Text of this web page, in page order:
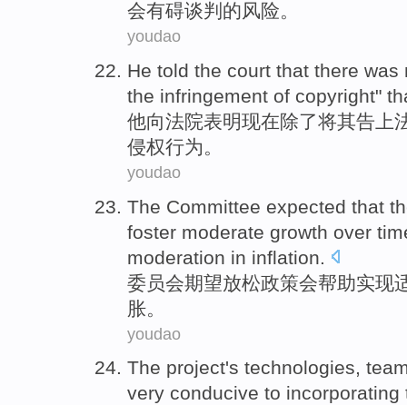
会有碍谈判 的风险。
youdao
He told the court that there was
the infringement of copyright"
他向法院表明现在除了将其告 上
侵权行为。
youdao
The Committee expected that
foster moderate growth over
moderation in inflation
委员会期望放松政策会帮助实现
胀。
youdao
The project's technologies,
very conducive to incorporating